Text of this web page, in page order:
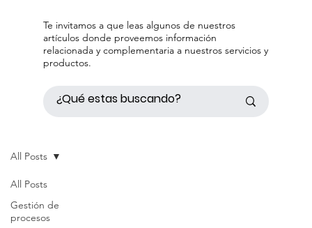
Te invitamos a que leas algunos de nuestros
artículos donde proveemos información
relacionada y complementaria a nuestros servicios y
productos.
All Posts
Gestión de
procesos
All Posts